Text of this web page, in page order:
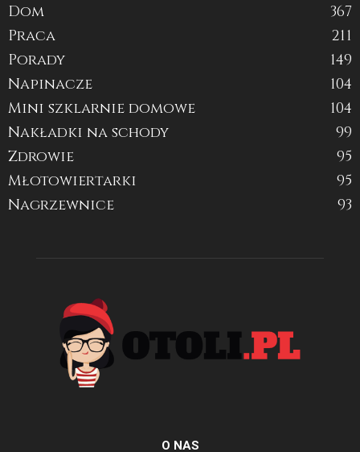
Dom
367
Praca
211
Porady
149
Napinacze
104
Mini szklarnie domowe
104
Nakładki na schody
99
Zdrowie
95
Młotowiertarki
95
Nagrzewnice
93
O NAS